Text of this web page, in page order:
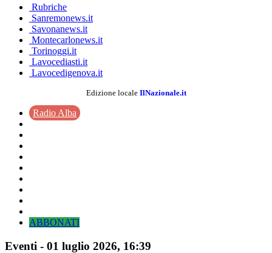
Rubriche
Sanremonews.it
Savonanews.it
Montecarlonews.it
Torinoggi.it
Lavocediasti.it
Lavocedigenova.it
Edizione locale IlNazionale.it
Radio Alba
ABBONATI
Eventi - 01 luglio 2026, 16:39